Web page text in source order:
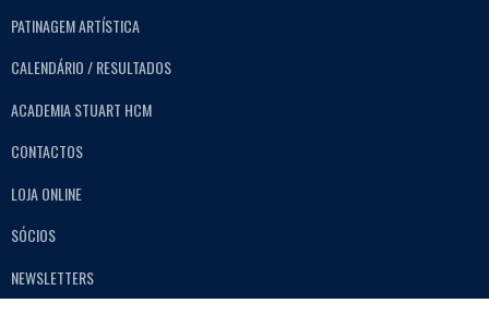
PATINAGEM ARTÍSTICA
CALENDÁRIO / RESULTADOS
ACADEMIA STUART HCM
CONTACTOS
LOJA ONLINE
SÓCIOS
NEWSLETTERS